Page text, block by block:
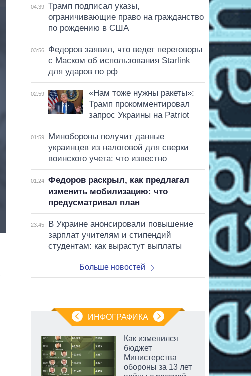
04:39
Трамп подписал указы,
ограничивающие право на гражданство
по рождению в США
03:56
Федоров заявил, что ведет переговоры
с Маском об использования Starlink
для ударов по рф
02:59
«Нам тоже нужны ракеты»:
Трамп прокомментировал
запрос Украины на Patriot
01:59
Минобороны получит данные
украинцев из налоговой для сверки
воинского учета: что известно
01:24
Федоров раскрыл, как предлагал
изменить мобилизацию: что
предусматривал план
23:45
В Украине анонсировали повышение
зарплат учителям и стипендий
студентам: как вырастут выплаты
Больше новостей
ИНФОГРАФИКА
Как изменился
бюджет
Министерства
обороны за 13 лет